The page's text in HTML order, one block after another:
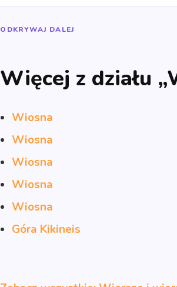
ODKRYWAJ DALEJ
Więcej z działu
Wiosna
Wiosna
Wiosna
Wiosna
Wiosna
Góra Kikineis